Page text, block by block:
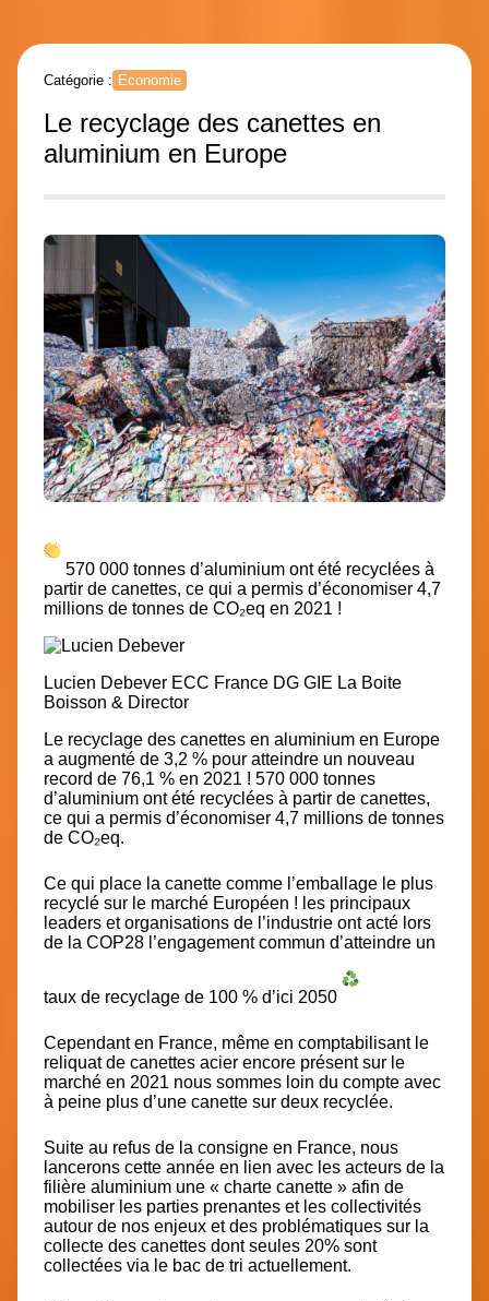
Catégorie : Economie
Le recyclage des canettes en
aluminium en Europe
570 000 tonnes d’aluminium ont été recyclées à
partir de canettes, ce qui a permis d’économiser 4,7
millions de tonnes de CO₂eq en 2021 !
Lucien Debever ECC France DG GIE La Boite
Boisson & Director
Le recyclage des canettes en aluminium en Europe
a augmenté de 3,2 % pour atteindre un nouveau
record de 76,1 % en 2021 ! 570 000 tonnes
d’aluminium ont été recyclées à partir de canettes,
ce qui a permis d’économiser 4,7 millions de tonnes
de CO₂eq.
Ce qui place la canette comme l’emballage le plus
recyclé sur le marché Européen ! les principaux
leaders et organisations de l’industrie ont acté lors
de la COP28 l’engagement commun d’atteindre un
taux de recyclage de 100 % d’ici 2050
Cependant en France, même en comptabilisant le
reliquat de canettes acier encore présent sur le
marché en 2021 nous sommes loin du compte avec
à peine plus d’une canette sur deux recyclée.
Suite au refus de la consigne en France, nous
lancerons cette année en lien avec les acteurs de la
filière aluminium une « charte canette » afin de
mobiliser les parties prenantes et les collectivités
autour de nos enjeux et des problématiques sur la
collecte des canettes dont seules 20% sont
collectées via le bac de tri actuellement.